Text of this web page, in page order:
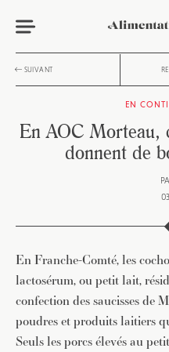
SUIVANT
EN
En AOC Morteau,
donnent de
En Franche-Comté, les
lactosérum, ou petit lait,
confection des saucisses de
poudres et produits laitiers
Seuls les porcs élevés au